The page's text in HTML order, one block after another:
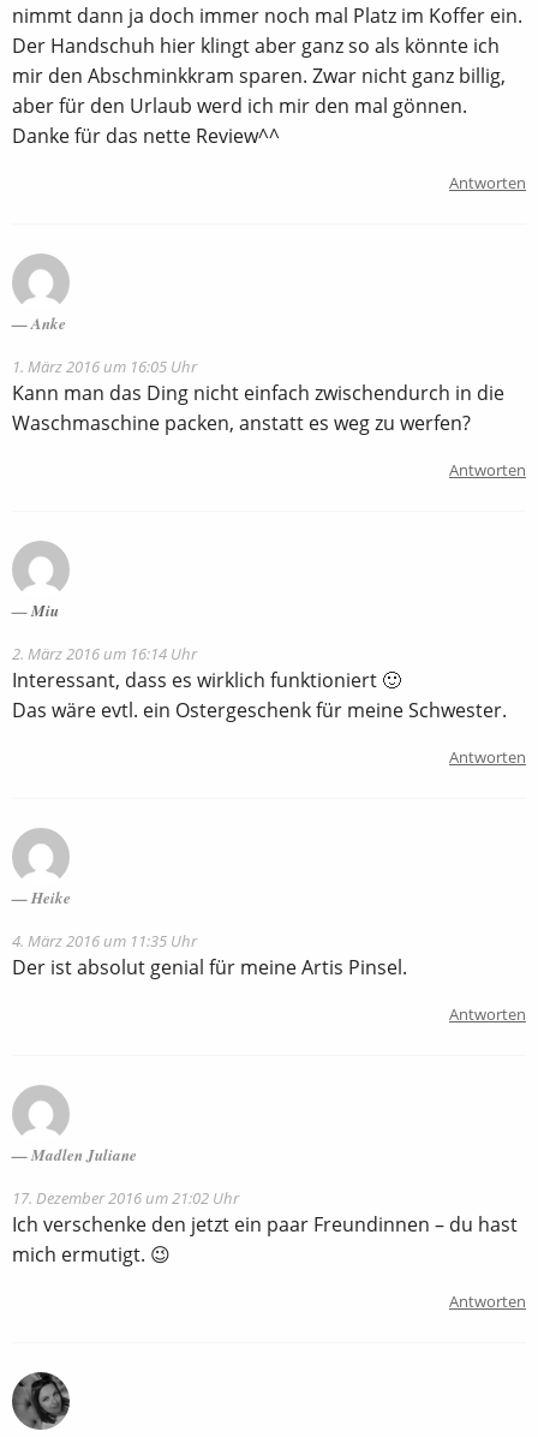
nimmt dann ja doch immer noch mal Platz im Koffer ein.
Der Handschuh hier klingt aber ganz so als könnte ich
mir den Abschminkkram sparen. Zwar nicht ganz billig,
aber für den Urlaub werd ich mir den mal gönnen.
Danke für das nette Review^^
Antworten
Anke
1. März 2016 um 16:05 Uhr
Kann man das Ding nicht einfach zwischendurch in die
Waschmaschine packen, anstatt es weg zu werfen?
Antworten
Miu
2. März 2016 um 16:14 Uhr
Interessant, dass es wirklich funktioniert 🙂
Das wäre evtl. ein Ostergeschenk für meine Schwester.
Antworten
Heike
4. März 2016 um 11:35 Uhr
Der ist absolut genial für meine Artis Pinsel.
Antworten
Madlen Juliane
17. Dezember 2016 um 21:02 Uhr
Ich verschenke den jetzt ein paar Freundinnen – du hast
mich ermutigt. 😉
Antworten